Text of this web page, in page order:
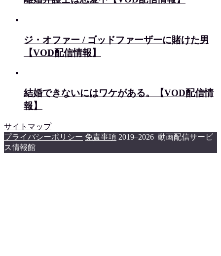
ジ・オファー / ゴッドファーザーに賭けた男
【VOD配信情報】
結婚できないにはワケがある。【VOD配信情
報】
サイトマップ
プライバシーポリシー 免責事項 2019–2026 動画配信サービ
ス情報館